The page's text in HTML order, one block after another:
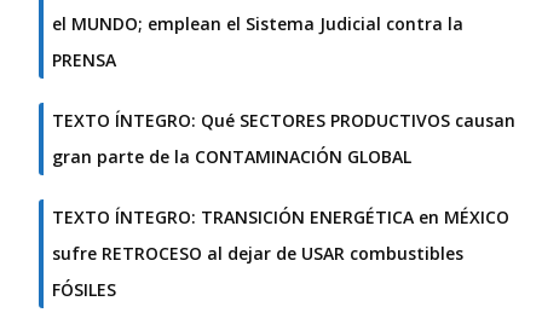
el MUNDO; emplean el Sistema Judicial contra la
PRENSA
TEXTO ÍNTEGRO: Qué SECTORES PRODUCTIVOS causan
gran parte de la CONTAMINACIÓN GLOBAL
TEXTO ÍNTEGRO: TRANSICIÓN ENERGÉTICA en MÉXICO
sufre RETROCESO al dejar de USAR combustibles
FÓSILES